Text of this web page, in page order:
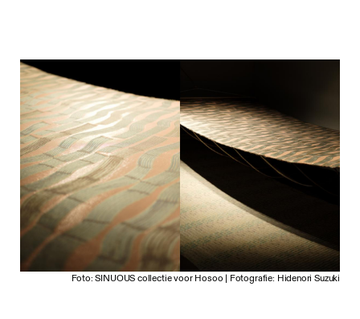
Foto: SINUOUS collectie voor Hosoo | Fotografie: Hidenori Suzuki